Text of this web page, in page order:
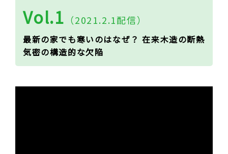
Vol.1 （2021.2.1配信）
最新の家でも寒いのはなぜ？ 在来木造の断熱
気密の構造的な欠陥